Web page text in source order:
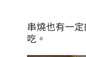
串燒也有一
吃。